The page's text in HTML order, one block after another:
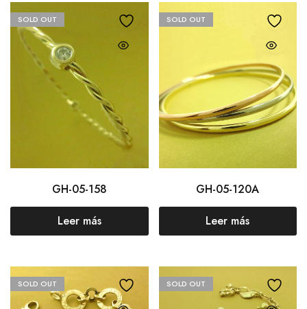
SOLD OUT
GH-05-158
Leer más
SOLD OUT
GH-05-120A
Leer más
SOLD OUT SOLD OUT